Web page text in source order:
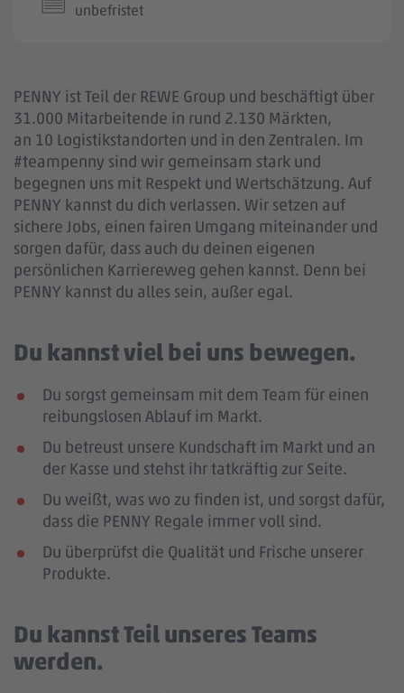
unbefristet
PENNY ist Teil der REWE Group und beschäftigt über
31.000 Mitarbeitende in rund 2.130 Märkten,
an 10 Logistikstandorten und in den Zentralen. Im
#teampenny sind wir gemeinsam stark und
begegnen uns mit Respekt und Wertschätzung. Auf
PENNY kannst du dich verlassen. Wir setzen auf
sichere Jobs, einen fairen Umgang miteinander und
sorgen dafür, dass auch du deinen eigenen
persönlichen Karriereweg gehen kannst. Denn bei
PENNY kannst du alles sein, außer egal.
Du kannst viel bei uns bewegen.
Du sorgst gemeinsam mit dem Team für einen
reibungslosen Ablauf im Markt.
Du betreust unsere Kundschaft im Markt und an
der Kasse und stehst ihr tatkräftig zur Seite.
Du weißt, was wo zu finden ist, und sorgst dafür,
dass die PENNY Regale immer voll sind.
Du überprüfst die Qualität und Frische unserer
Produkte.
Du kannst Teil unseres Teams
werden.